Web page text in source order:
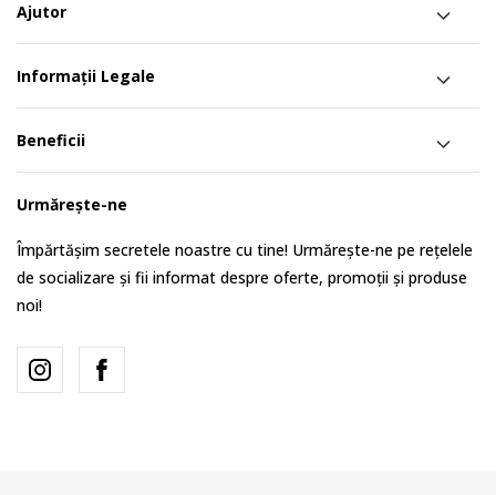
Ajutor
Informații Legale
Beneficii
Urmărește-ne
Împărtășim secretele noastre cu tine! Urmărește-ne pe rețelele
de socializare și fii informat despre oferte, promoții și produse
noi!